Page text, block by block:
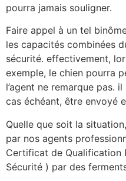
pourra jamais souligner.
Faire appel à un tel
les capacités combinées
sécurité. effectivement,
exemple, le chien pourra
l’agent ne remarque pas.
cas échéant, être envoyé
Quelle que soit la
par nos agents
Certificat de Qualification
Sécurité ) par des